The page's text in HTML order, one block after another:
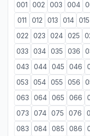
001 002 003 004
011
012 013 014 015
022
023 024 025
033
034 035 036
043
044 045 046
053
054 055 056
063
064 065 066
073
074 075 076
083
084 085 086